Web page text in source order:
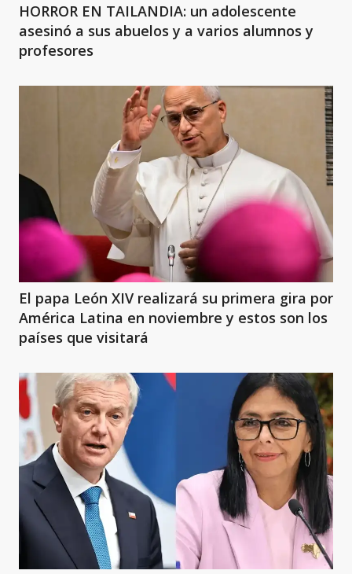
HORROR EN TAILANDIA: un adolescente
asesinó a sus abuelos y a varios alumnos y
profesores
El papa León XIV realizará su primera gira por
América Latina en noviembre y estos son los
países que visitará